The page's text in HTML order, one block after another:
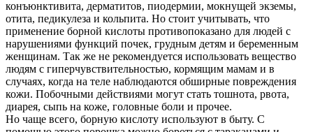
конъюнктивита, дерматитов, пиодермии, мокнущей экземы,
отита, педикулеза и кольпита. Но стоит учитывать, что
применение борной кислоты противопоказано для людей с
нарушениями функций почек, грудным детям и беременным
женщинам. Так же не рекомендуется использовать вещество
людям с гиперчувствительностью, кормящим мамам и в
случаях, когда на теле наблюдаются обширные повреждения
кожи. Побочными действиями могут стать тошнота, рвота,
диарея, сыпь на коже, головные боли и прочее.
Но чаще всего, борную кислоту используют в быту. С